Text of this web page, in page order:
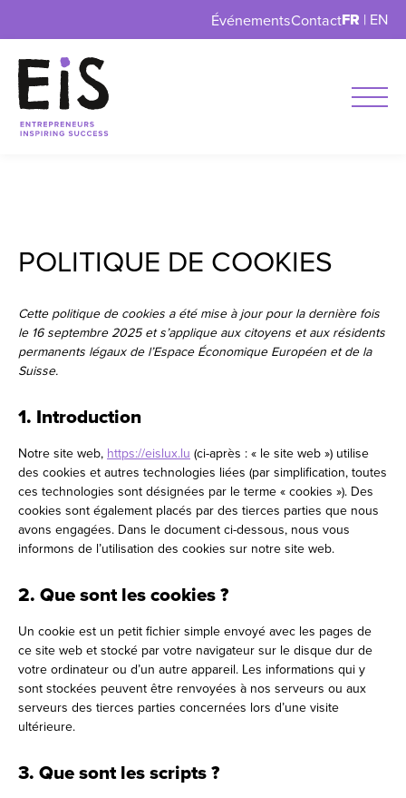
ÉvénementsContactFR | EN
POLITIQUE DE COOKIES
Cette politique de cookies a été mise à jour pour la dernière fois
le 16 septembre 2025 et s’applique aux citoyens et aux résidents
permanents légaux de l’Espace Économique Européen et de la
Suisse.
1. Introduction
Notre site web, https://eislux.lu (ci-après : « le site web ») utilise
des cookies et autres technologies liées (par simplification, toutes
ces technologies sont désignées par le terme « cookies »). Des
cookies sont également placés par des tierces parties que nous
avons engagées. Dans le document ci-dessous, nous vous
informons de l’utilisation des cookies sur notre site web.
2. Que sont les cookies ?
Un cookie est un petit fichier simple envoyé avec les pages de
ce site web et stocké par votre navigateur sur le disque dur de
votre ordinateur ou d’un autre appareil. Les informations qui y
sont stockées peuvent être renvoyées à nos serveurs ou aux
serveurs des tierces parties concernées lors d’une visite
ultérieure.
3. Que sont les scripts ?